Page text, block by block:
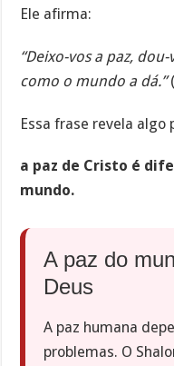
Ele afirma:
“Deixo-vos a paz,
como o mundo a dá.”
Essa frase revela algo
a paz de Cristo é
mundo.
A paz do
Deus
A paz humana
problemas. O